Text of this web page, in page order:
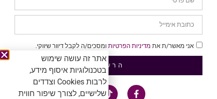
אני מאשר/ת את מדיניות הפרטיות ומסכים/ה לקבל דיוור שיווקי.
הרשמה
אתר זה עושה שימוש
בטכנולוגיות איסוף מידע,
לרבות Cookies וצדדים
שלישיים, לצורך שיפור חווית